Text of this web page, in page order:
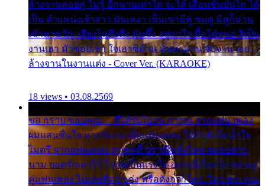
ล้างจานคอยคู่ ไม่รู้ อีกนานเท่าใด จะได้ เลื่อนขั้นบันได ได้
เป็น ตำแหน่งเจ้าสาว มันเหงา เห็นเขามีคู่ ซมดู มีคู่ก็ม่วน
เข้าพาขวัญ เสียงโห่ตึงตึง มันซึ้ง อยู่แก่ใจ มื้อใด๋หนอ สิเป็น
งานเฮา มัวซอยเขา ใจเฮาซิด้าน มันทรมาน จับจาน เอย…
ล้างจานในงานแต่ง - Cover Ver. (KARAOKE)
18 views • 03.08.2569
ขอ กราบ ขอบคุณ.... ที่ได้รับไออุ่น การุณ จากแฟน เพลง
ผมแสนชื่นใจ หายวังเวง เมื่อแฟนเพลง ให้กำลังใจ น้ำใจ
ไมตรี จากแฟนเพลง ทุกทุกที่ ปราณีหลั่งไหล ผมขอฝาก
นาม ยอดรักเอาไว้ โปรดเป็นแรงใจ อย่างนี้เรื่อยไป ขอ อยู่
คู่แฟนเพลง ไม่เคยคิดว่าเก่ง หรือดังกว่าใคร..ใคร พระคุณ